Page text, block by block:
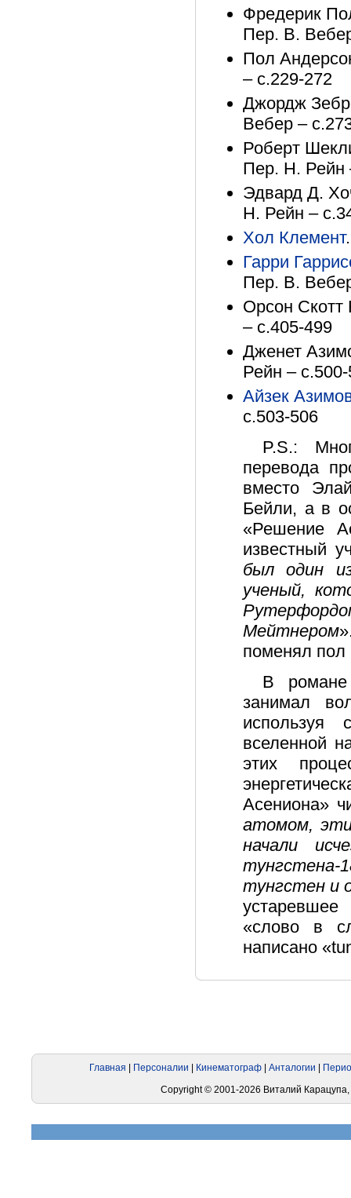
Фредерик
Пер. В.
Пол
– с.229-272
Джордж
Вебер –
Роберт
Пер. Н. Рейн
Эдвард Д.
Н. Рейн –
Хол Клемент
Гарри
Пер. В.
Орсон Скотт
– с.405-499
Дженет
Рейн –
Айзек
с.503-506
P.S.:
перевода
вместо
Бейли, а в
«Решение
известный
был один
ученый,
Мейтнером
поменял пол
В
занимал
используя
вселенной
этих
Асениона»
атомом,
начали
тунгстен и
устаревшее
«слово в
написано